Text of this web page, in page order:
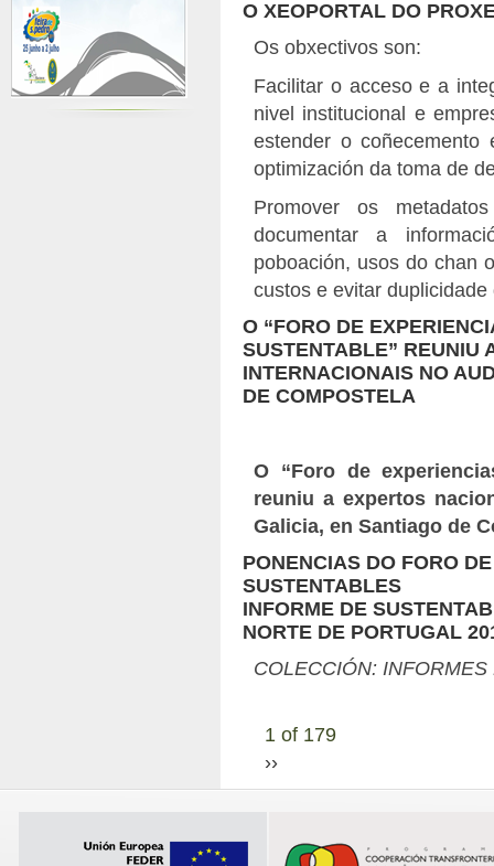
O XEOPORTAL DO
Os obxectivos son:
Facilitar o acceso e a
nivel institucional e
estender o
optimización da toma de
Promover os
documentar a
poboación, usos do chan
custos e evitar duplicidade
O “FORO DE
SUSTENTABLE” REUNIU
INTERNACIONAIS NO
DE COMPOSTELA
O “Foro de
reuniu a expertos
Galicia, en Santiago de
PONENCIAS DO FORO
SUSTENTABLES
INFORME DE
NORTE DE PORTUGAL
COLECCIÓN:
1 of 179
››